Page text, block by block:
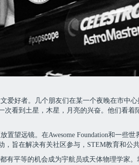
爱好者。几个朋友们在某一个夜晚在市中
看到土星，木星，月亮的兴奋。他们看
望远镜。在Awesome Foundation和一些
旨在解决有关社区参与，STEM教育和公
平等的机会成为宇航员或天体物理学家